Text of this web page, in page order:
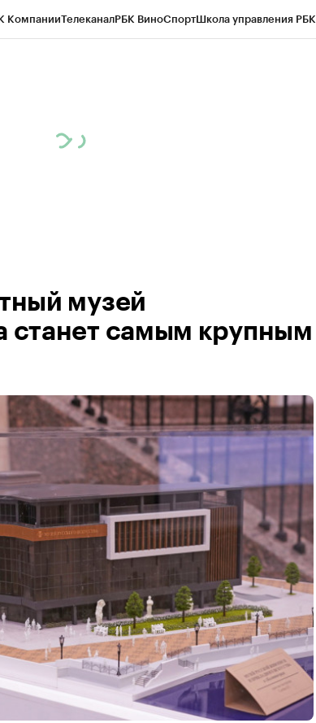
КомпанииТелеканалРБК ВиноСпортШкола управления РБК
музей
станет самым крупным